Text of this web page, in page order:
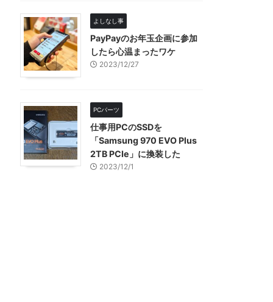
よしなし事
PayPayのお年玉企画に参加
したら心温まったワケ
2023/12/27
PCパーツ
仕事用PCのSSDを
「Samsung 970 EVO Plus
2TB PCIe」に換装した
2023/12/1